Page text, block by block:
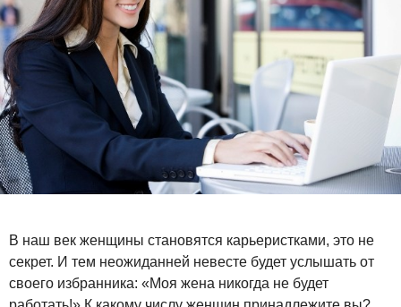
В наш век женщины становятся карьеристками, это не
секрет. И тем неожиданней невесте будет услышать от
своего избранника: «Моя жена никогда не будет